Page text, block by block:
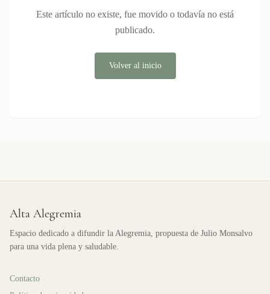
Este artículo no existe, fue movido o todavía no está
publicado.
Volver al inicio
Alta Alegremia
Espacio dedicado a difundir la Alegremia, propuesta de Julio Monsalvo
para una vida plena y saludable.
Contacto